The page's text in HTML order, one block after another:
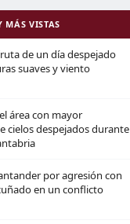
MÁS VISTAS
de un día despejado
suaves y viento
área con mayor
cielos despejados durante
por agresión con
en un conflicto